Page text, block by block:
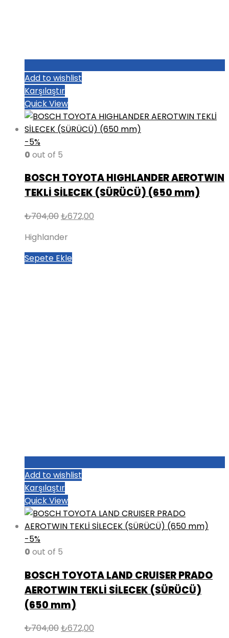
Add to wishlist
Karşılaştır
Quick View
-5%
0 out of 5
BOSCH TOYOTA HIGHLANDER AEROTWIN
TEKLİ SİLECEK (SÜRÜCÜ) (650 mm)
₺704,00Orijinal
₺704,00.
₺672,00
Highlander
Sepete Ekle
Add to wishlist
Karşılaştır
Quick View
-5%
0 out of 5
BOSCH TOYOTA LAND CRUISER PRADO
AEROTWIN TEKLİ SİLECEK (SÜRÜCÜ)
(650 mm)
₺704,00Orijinal
₺672,00